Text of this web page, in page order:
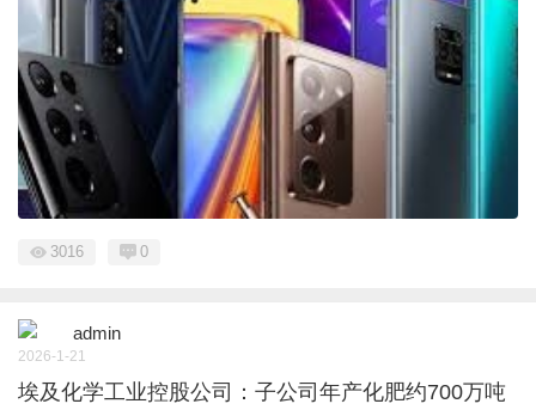
3016 0
admin
2026-1-21
埃及化学工业控股公司：子公司年产化肥约700万吨